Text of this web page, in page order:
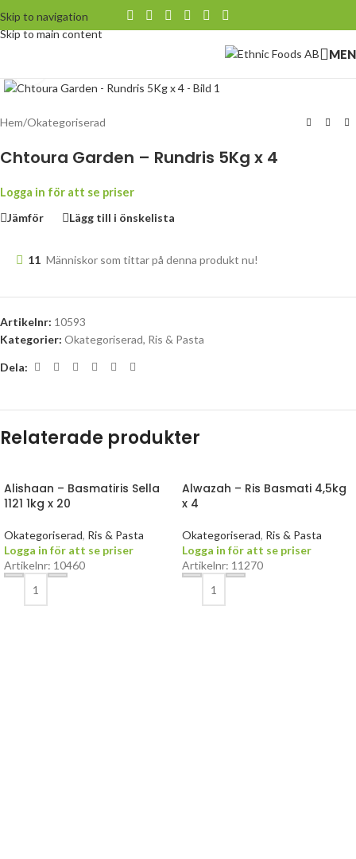
Skip to navigation
Skip to main content
Hem/Okategoriserad
Chtoura Garden – Rundris 5Kg x 4
Logga in för att se priser
Jämför
Lägg till i önskelista
11 Människor som tittar på denna produkt nu!
Artikelnr: 10593
Kategorier: Okategoriserad, Ris & Pasta
Dela:
Relaterade produkter
Alishaan – Basmatiris Sella
1121 1kg x 20
Okategoriserad, Ris & Pasta
Logga in för att se priser
Artikelnr: 10460
Alwazah – Ris Basmati 4,5kg
x 4
Okategoriserad, Ris & Pasta
Logga in för att se priser
Artikelnr: 11270